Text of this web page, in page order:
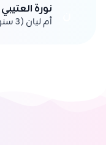
نورة العتيبي
أم ليان (3 سنوات)